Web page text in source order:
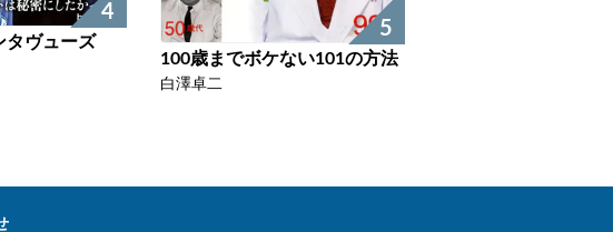
4
タヴューズ
5
100歳までボケない101の方法
白澤卓二